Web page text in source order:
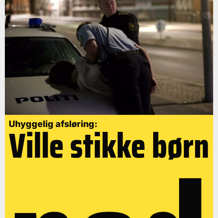
Uhyggelig afsløring:
Ville stikke børn